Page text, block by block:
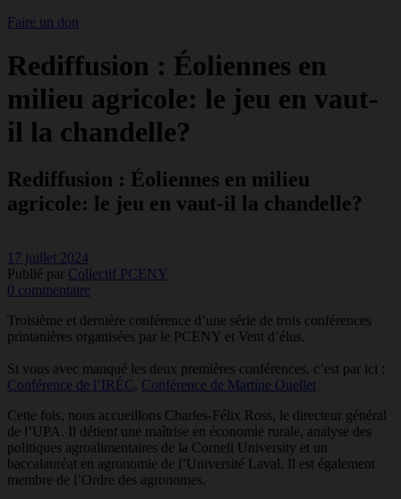
Faire un don
Rediffusion : Éoliennes en
milieu agricole: le jeu en vaut-
il la chandelle?
Rediffusion : Éoliennes en milieu
agricole: le jeu en vaut-il la chandelle?
17 juillet 2024
Publié par Collectif PCENY
0 commentaire
Troisième et dernière conférence d’une série de trois conférences
printanières organisées par le PCENY et Vent d’élus.
Si vous avec manqué les deux premières conférences, c’est par ici :
Conférence de l’IRÉC, Conférence de Martine Ouellet
Cette fois, nous accueillons Charles-Félix Ross, le directeur général
de l’UPA. Il détient une maîtrise en économie rurale, analyse des
politiques agroalimentaires de la Cornell University et un
baccalauréat en agronomie de l’Université Laval. Il est également
membre de l’Ordre des agronomes.